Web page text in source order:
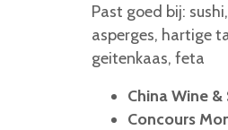
Past goed bij:
asperges, hartige
geitenkaas, feta
China Wine
Concours